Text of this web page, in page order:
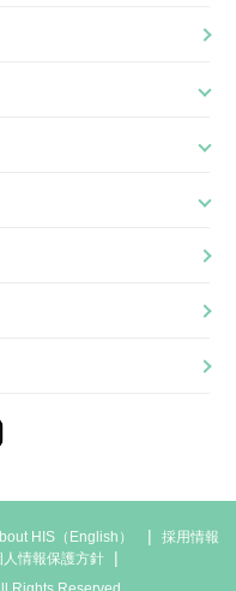
HIS（English）
採用情報
人情報保護方針